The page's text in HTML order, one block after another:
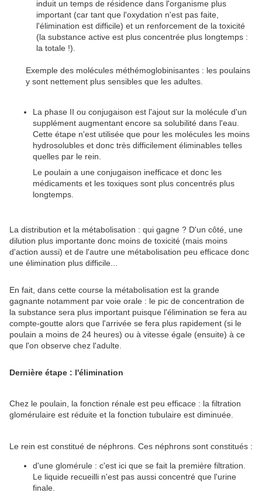
induit un temps de résidence dans l'organisme plus
important (car tant que l'oxydation n'est pas faite,
l'élimination est difficile) et un renforcement de la toxicité
(la substance active est plus concentrée plus longtemps :
la totale !).
Exemple des molécules méthémoglobinisantes : les poulains
y sont nettement plus sensibles que les adultes.
La phase II ou conjugaison est l'ajout sur la molécule d'un
supplément augmentant encore sa solubilité dans l'eau.
Cette étape n'est utilisée que pour les molécules les moins
hydrosolubles et donc très difficilement éliminables telles
quelles par le rein.
Le poulain a une conjugaison inefficace et donc les
médicaments et les toxiques sont plus concentrés plus
longtemps.
La distribution et la métabolisation : qui gagne ? D'un côté, une
dilution plus importante donc moins de toxicité (mais moins
d'action aussi) et de l'autre une métabolisation peu efficace donc
une élimination plus difficile...
En fait, dans cette course la métabolisation est la grande
gagnante notamment par voie orale : le pic de concentration de
la substance sera plus important puisque l'élimination se fera au
compte-goutte alors que l'arrivée se fera plus rapidement (si le
poulain a moins de 24 heures) ou à vitesse égale (ensuite) à ce
que l'on observe chez l'adulte.
Dernière étape : l'élimination
Chez le poulain, la fonction rénale est peu efficace : la filtration
glomérulaire est réduite et la fonction tubulaire est diminuée.
Le rein est constitué de néphrons. Ces néphrons sont constitués :
d'une glomérule : c'est ici que se fait la première filtration.
Le liquide recueilli n'est pas aussi concentré que l'urine
finale.